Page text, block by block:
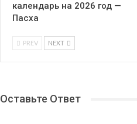
календарь на 2026 год —
Пасха
PREV NEXT
Оставьте Ответ